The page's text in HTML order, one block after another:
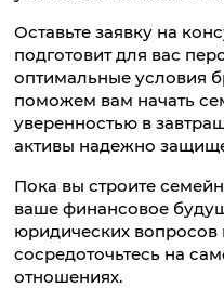
Оставьте заявку на
подготовит для вас
оптимальные условия
поможем вам начать
уверенностью в
активы надежно
Пока вы строите
ваше финансовое
юридических
сосредоточьтесь на
отношениях.